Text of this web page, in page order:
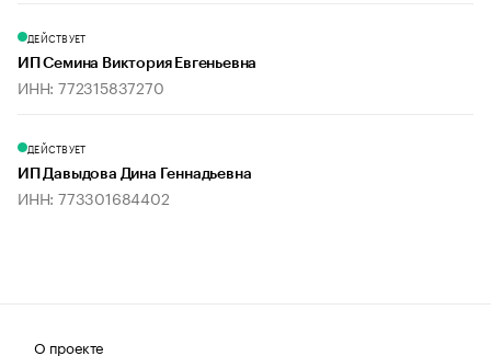
ДЕЙСТВУЕТ
ИП Семина Виктория Евгеньевна
ИНН: 772315837270
ДЕЙСТВУЕТ
ИП Давыдова Дина Геннадьевна
ИНН: 773301684402
О проекте